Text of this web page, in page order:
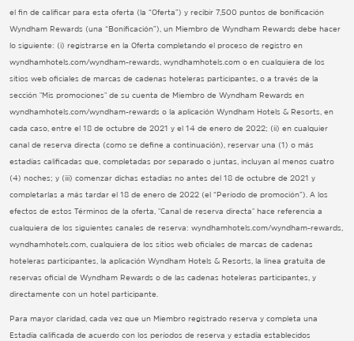
el fin de calificar para esta oferta (la “Oferta”) y recibir 7,500 puntos de bonificación
Wyndham Rewards (una “Bonificación”), un Miembro de Wyndham Rewards debe hacer
lo siguiente: (i) registrarse en la Oferta completando el proceso de registro en
wyndhamhotels.com/wyndham-rewards, wyndhamhotels.com o en cualquiera de los
sitios web oficiales de marcas de cadenas hoteleras participantes, o a través de la
sección "Mis promociones" de su cuenta de Miembro de Wyndham Rewards en
wyndhamhotels.com/wyndham-rewards o la aplicación Wyndham Hotels & Resorts, en
cada caso, entre el 18 de octubre de 2021 y el 14 de enero de 2022; (ii) en cualquier
canal de reserva directa (como se define a continuación), reservar una (1) o más
estadías calificadas que, completadas por separado o juntas, incluyan al menos cuatro
(4) noches; y (iii) comenzar dichas estadías no antes del 18 de octubre de 2021 y
completarlas a más tardar el 18 de enero de 2022 (el “Período de promoción”). A los
efectos de estos Términos de la oferta, "Canal de reserva directa" hace referencia a
cualquiera de los siguientes canales de reserva: wyndhamhotels.com/wyndham-rewards,
wyndhamhotels.com, cualquiera de los sitios web oficiales de marcas de cadenas
hoteleras participantes, la aplicación Wyndham Hotels & Resorts, la línea gratuita de
reservas oficial de Wyndham Rewards o de las cadenas hoteleras participantes, y
directamente con un hotel participante.
Para mayor claridad, cada vez que un Miembro registrado reserva y completa una
Estadía calificada de acuerdo con los períodos de reserva y estadía establecidos